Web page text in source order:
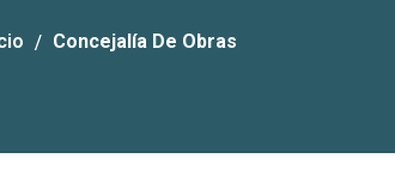
Concejalía De Obras